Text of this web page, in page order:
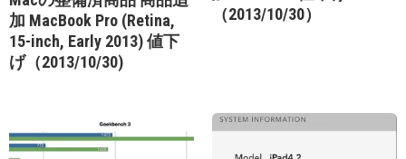
加 MacBook Pro (Retina,
15-inch, Early 2013) 値下
げ（2013/10/30)
（2013/10/30）